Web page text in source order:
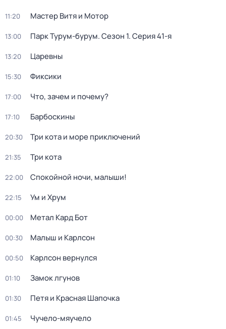
11:20 Мастер Витя и Мотор
13:00 Парк Турум-бурум. Сезон 1. Серия 41-я
13:20 Царевны
15:30 Фиксики
17:00 Что, зачем и почему?
17:10 Барбоскины
20:30 Три кота и море приключений
21:35 Три кота
22:00 Спокойной ночи, малыши!
22:15 Ум и Хрум
00:00 Метал Кард Бот
00:30 Малыш и Карлсон
00:50 Карлсон вернулся
01:10 Замок лгунов
01:30 Петя и Красная Шапочка
01:45 Чучело-мяучело